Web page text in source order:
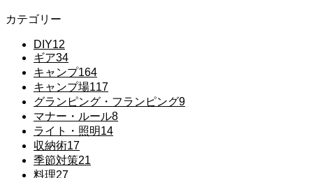
カテゴリー
DIY12
ギア34
キャンプ164
キャンプ場117
グランピング・フランピング9
マナー・ルール8
ライト・照明14
収納術17
季節対策21
料理27